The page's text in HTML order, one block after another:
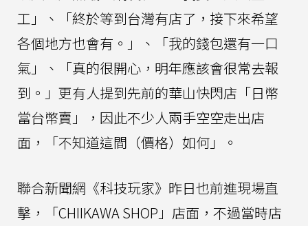
工」、「終於等到台灣有店了，接下來希望
各個地方也會有。」、「我的錢包還有一口
氣」、「真的很開心，明年應該會很常去報
到。」更有人提到先前的華山快閃店「日幣
當台幣賣」，因此不少人兩手空空走出店
面，「不知道這間（價格）如何」。
聯合新聞網《科技玩家》昨日也前進現場直
擊，「CHIIKAWA SHOP」店面，不過當時店